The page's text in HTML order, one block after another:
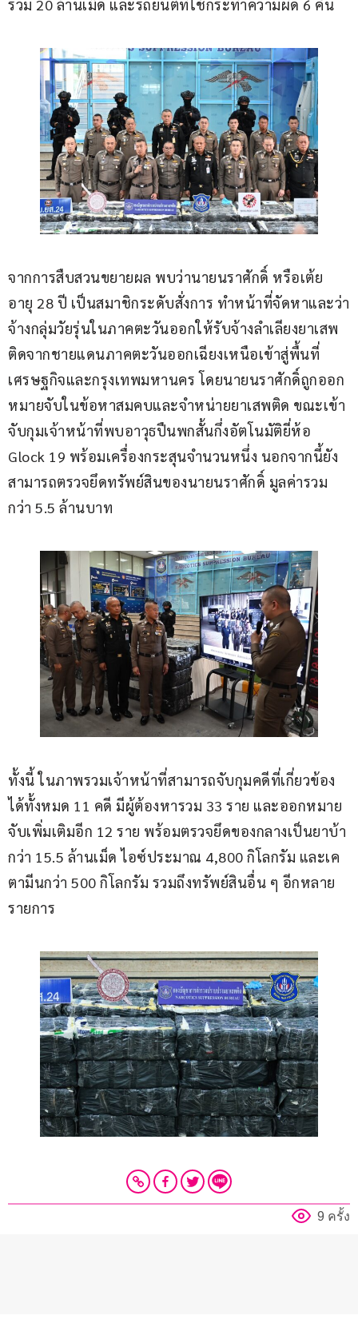
รวม 20 ล้านเม็ด และรถยนต์ที่ใช้กระทำความผิด 6 คัน
จากการสืบสวนขยายผล พบว่านายนราศักดิ์ หรือเต้ย
อายุ 28 ปี เป็นสมาชิกระดับสั่งการ ทำหน้าที่จัดหาและว่า
จ้างกลุ่มวัยรุ่นในภาคตะวันออกให้รับจ้างลำเลียงยาเสพ
ติดจากชายแดนภาคตะวันออกเฉียงเหนือเข้าสู่พื้นที่
เศรษฐกิจและกรุงเทพมหานคร โดยนายนราศักดิ์ถูกออก
หมายจับในข้อหาสมคบและจำหน่ายยาเสพติด ขณะเข้า
จับกุมเจ้าหน้าที่พบอาวุธปืนพกสั้นกึ่งอัตโนมัติยี่ห้อ
Glock 19 พร้อมเครื่องกระสุนจำนวนหนึ่ง นอกจากนี้ยัง
สามารถตรวจยึดทรัพย์สินของนายนราศักดิ์ มูลค่ารวม
กว่า 5.5 ล้านบาท
ทั้งนี้ ในภาพรวมเจ้าหน้าที่สามารถจับกุมคดีที่เกี่ยวข้อง
ได้ทั้งหมด 11 คดี มีผู้ต้องหารวม 33 ราย และออกหมาย
จับเพิ่มเติมอีก 12 ราย พร้อมตรวจยึดของกลางเป็นยาบ้า
กว่า 15.5 ล้านเม็ด ไอซ์ประมาณ 4,800 กิโลกรัม และเค
ตามีนกว่า 500 กิโลกรัม รวมถึงทรัพย์สินอื่น ๆ อีกหลาย
รายการ
9 ครั้ง